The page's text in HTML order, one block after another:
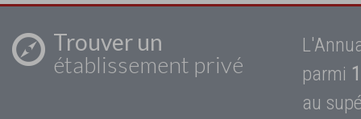
Trouver un
établissement privé
parmi
au